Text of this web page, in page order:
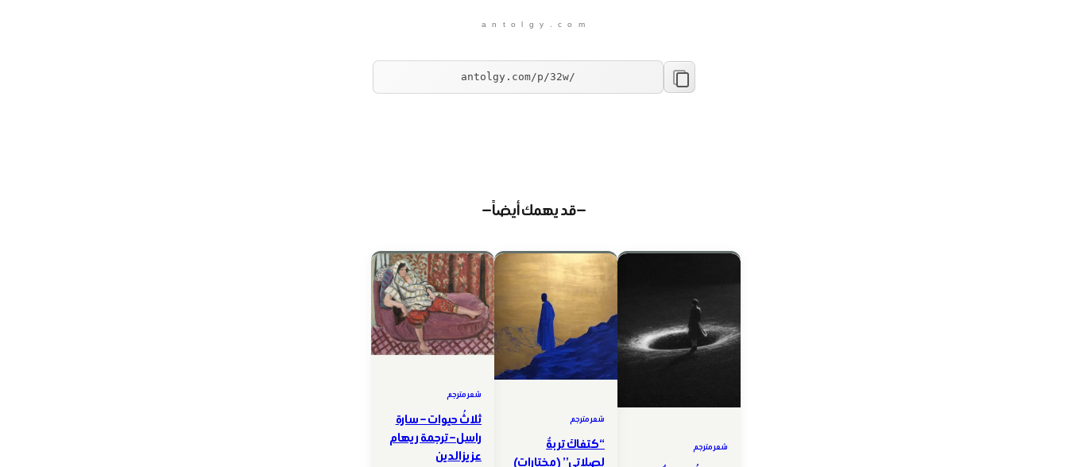
a n t o l g y . c o m
— قد يهمك أيضاً —
شعر مترجم
شعر مترجم
“كتفاكَ تربةٌ
لصلاتي” (مختارات)
شعر مترجم
ثلاثُ حيوات – سارة
راسل – ترجمة ريهام
عزيز الدين